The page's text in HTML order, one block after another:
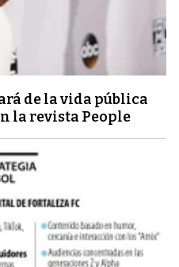
de la vida pública
la revista People